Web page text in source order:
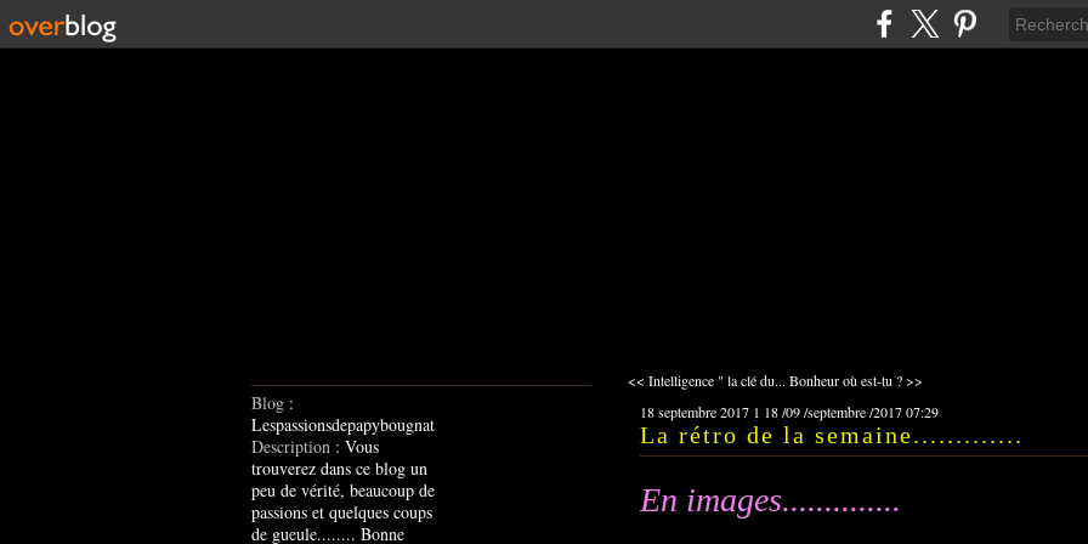
Blog :
Lespassionsdepapybougnat
Description : Vous
trouverez dans ce blog un
peu de vérité, beaucoup de
passions et quelques coups
de gueule........ Bonne
<< Intelligence " la clé du... Bonheur où est-tu ? >>
18 septembre 2017 1 18/09/septembre/201707:29
La rétro de la semaine.............
En images..............